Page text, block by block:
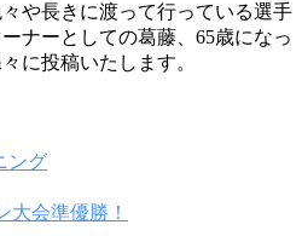
や長きに渡って行っている選手
ナーとしての葛藤、65歳になっ
に投稿いたします。
ング
大会準優勝！